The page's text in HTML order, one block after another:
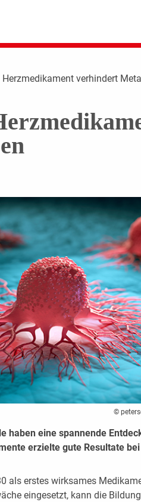
Herzmedikament verhindert
©
haben eine spannende
erzielte gute Resultate
als erstes wirksames
eingesetzt, kann die